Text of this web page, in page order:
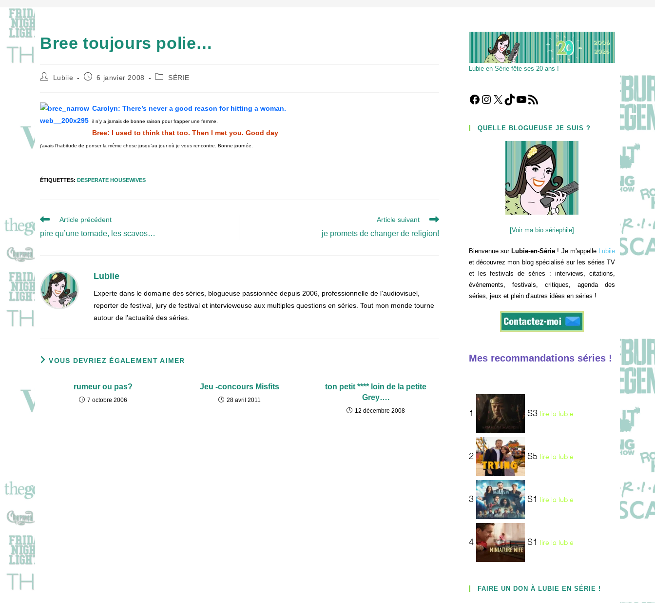
Bree toujours polie…
Auteur/autrice
publication :
Lubiie
Publication
6 janvier 2008
PostSÉRIE
Carolyn: There’s never a good reason for hitting a woman.
il n’y a jamais de bonne raison pour frapper une femme.
Bree: I used to think that too. Then I met you. Good day
j’avais l’habitude de penser la même chose jusqu’au jour où je vous rencontre. Bonne journée.
ÉTIQUETTES: DESPERATE HOUSEWIVES
Read
articles
Article précédent
pire qu’une tornade, les scavos…
Article suivant
je promets de changer de religion!
Lubiie
Experte dans le domaine des séries, blogueuse passionnée depuis 2006, professionnelle de l'audiovisuel,
reporter de festival, jury de festival et intervieweuse aux multiples questions en séries. Tout mon monde tourne
autour de l'actualité des séries.
VOUS DEVRIEZ ÉGALEMENT AIMER
rumeur ou pas?
7 octobre 2006
Jeu -concours Misfits
28 avril 2011
ton petit **** loin de la petite
Grey….
12 décembre 2008
Lubie en Série fête ses 20 ans !
Facebook
Instagram
X TikTokYouTube
Flux RSS
QUELLE BLOGUEUSE JE SUIS ?
[Voir ma bio sériephile]
Bienvenue sur Lubie-en-Série ! Je m'appelle Lubiie
et découvrez mon blog spécialisé sur les séries TV
et les festivals de séries : interviews, citations,
événements, festivals, critiques, agenda des
séries, jeux et plein d'autres idées en séries !
Mes recommandations séries !
1 S3 lire la lubie
2 S5 lire la lubie
3 S1 lire la lubie
4 S1 lire la lubie
FAIRE UN DON À LUBIE EN SÉRIE !